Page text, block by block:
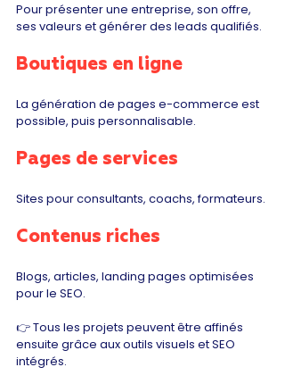
Pour présenter une entreprise, son offre,
ses valeurs et générer des leads qualifiés.
Boutiques en ligne
La génération de pages e-commerce est
possible, puis personnalisable.
Pages de services
Sites pour consultants, coachs, formateurs.
Contenus riches
Blogs, articles, landing pages optimisées
pour le SEO.
👉 Tous les projets peuvent être affinés
ensuite grâce aux outils visuels et SEO
intégrés.